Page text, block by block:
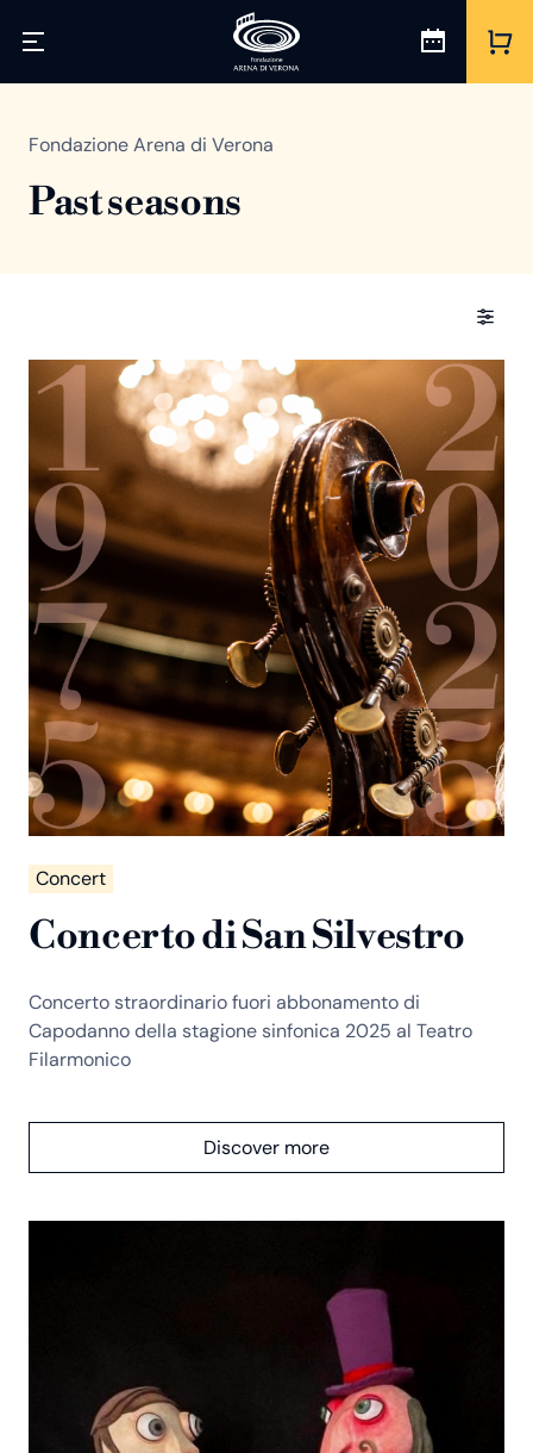
Fondazione Arena di Verona
Past seasons
Concert
Concerto di San Silvestro
Concerto straordinario fuori abbonamento di
Capodanno della stagione sinfonica 2025 al Teatro
Filarmonico
Discover more